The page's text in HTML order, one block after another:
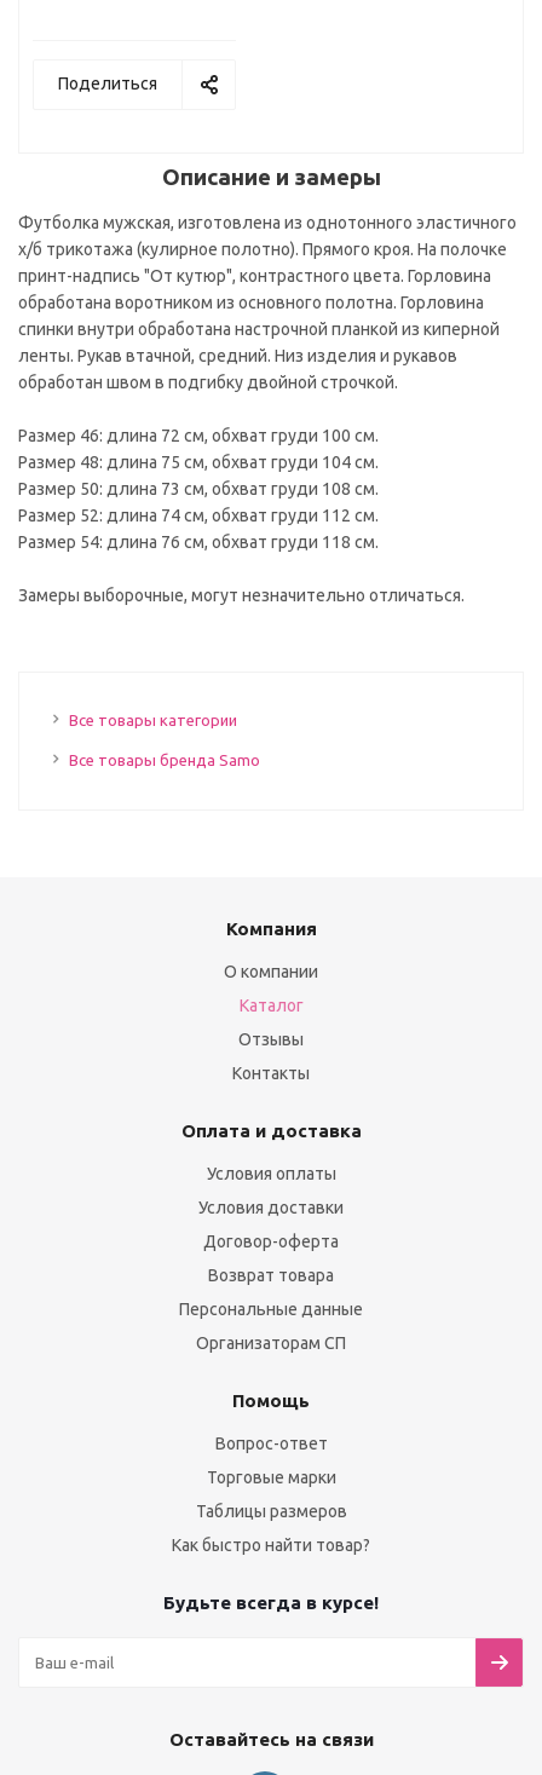
Поделиться
Описание и замеры
Футболка мужская, изготовлена из однотонного эластичного
х/б трикотажа (кулирное полотно). Прямого кроя. На полочке
принт-надпись "От кутюр", контрастного цвета. Горловина
обработана воротником из основного полотна. Горловина
спинки внутри обработана настрочной планкой из киперной
ленты. Рукав втачной, средний. Низ изделия и рукавов
обработан швом в подгибку двойной строчкой.
Размер 46: длина 72 см, обхват груди 100 см.
Размер 48: длина 75 см, обхват груди 104 см.
Размер 50: длина 73 см, обхват груди 108 см.
Размер 52: длина 74 см, обхват груди 112 см.
Размер 54: длина 76 см, обхват груди 118 см.
Замеры выборочные, могут незначительно отличаться.
Все товары категории
Все товары бренда Samo
Компания
О компании
Каталог
Отзывы
Контакты
Оплата и доставка
Условия оплаты
Условия доставки
Договор-оферта
Возврат товара
Персональные данные
Организаторам СП
Помощь
Вопрос-ответ
Торговые марки
Таблицы размеров
Как быстро найти товар?
Будьте всегда в курсе!
Оставайтесь на связи